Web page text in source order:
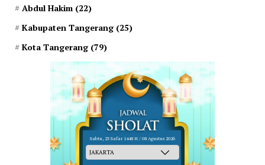
Abdul Hakim (22)
Kabupaten Tangerang (25)
Kota Tangerang (79)
Sabtu, 23 Safar 1448 H / 08 Agustus 2026